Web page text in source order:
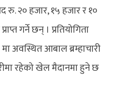
रु. २० हजार, १५ हजार र १०
गर्ने छन् । प्रतियोगिता
अवस्थित आबाल ब्रम्हाचारी
रहेको खेल मैदानमा हुने छ